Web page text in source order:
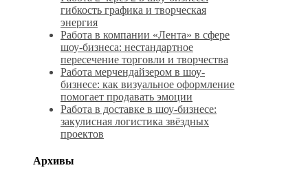
гибкость графика и творческая
энергия
Работа в компании «Лента» в сфере
шоу-бизнеса: нестандартное
пересечение торговли и творчества
Работа мерчендайзером в шоу-
бизнесе: как визуальное оформление
помогает продавать эмоции
Работа в доставке в шоу-бизнесе:
закулисная логистика звёздных
проектов
Архивы